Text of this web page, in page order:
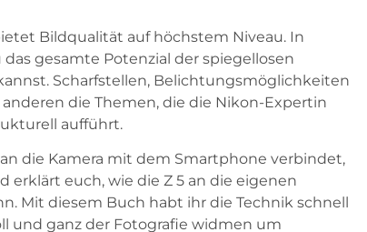
Bildqualität auf höchstem Niveau. In
gesamte Potenzial der spiegellosen
Scharfstellen, Belichtungsmöglichkeiten
die Themen, die die Nikon-Expertin
aufführt.
die Kamera mit dem Smartphone verbindet,
erklärt euch, wie die Z 5 an die eigenen
Mit diesem Buch habt ihr die Technik schnell
und ganz der Fotografie widmen um